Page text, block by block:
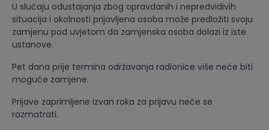
U slučaju odustajanja zbog opravdanih i nepredvidivih
situacija i okolnosti prijavljena osoba može predložiti svoju
zamjenu pod uvjetom da zamjenska osoba dolazi iz iste
ustanove.
Pet dana prije termina održavanja radionice više neće biti
moguće zamjene.
Prijave zaprimljene izvan roka za prijavu neće se
razmatrati.